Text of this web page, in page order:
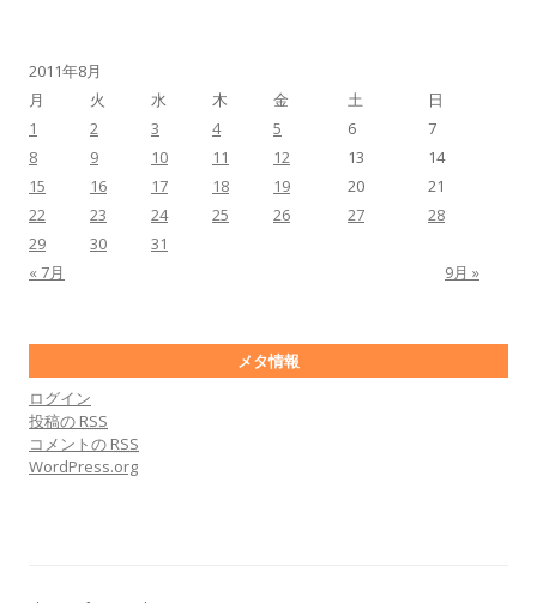
2011年8月
月
火 水 木 金 土 日
« 7月 9月 »
1 2 3 4 5 6
7
8
9 10 11 12 13
14
15
16 17 18 19 20
21
22
23 24 25 26 27
28
29
30 31
メタ情報
ログイン
投稿の RSS
コメントの RSS
WordPress.org